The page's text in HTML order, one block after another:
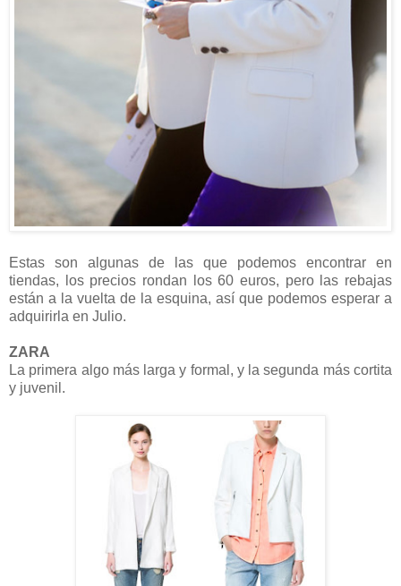
Estas son algunas de las que podemos encontrar en
tiendas, los precios rondan los 60 euros, pero las rebajas
están a la vuelta de la esquina, así que podemos esperar a
adquirirla en Julio.
ZARA
La primera algo más larga y formal, y la segunda más cortita
y juvenil.